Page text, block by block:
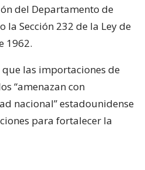
del Departamento de
la Sección 232 de la Ley de
1962.
las importaciones de
“amenazan con
nacional” estadounidense
para fortalecer la